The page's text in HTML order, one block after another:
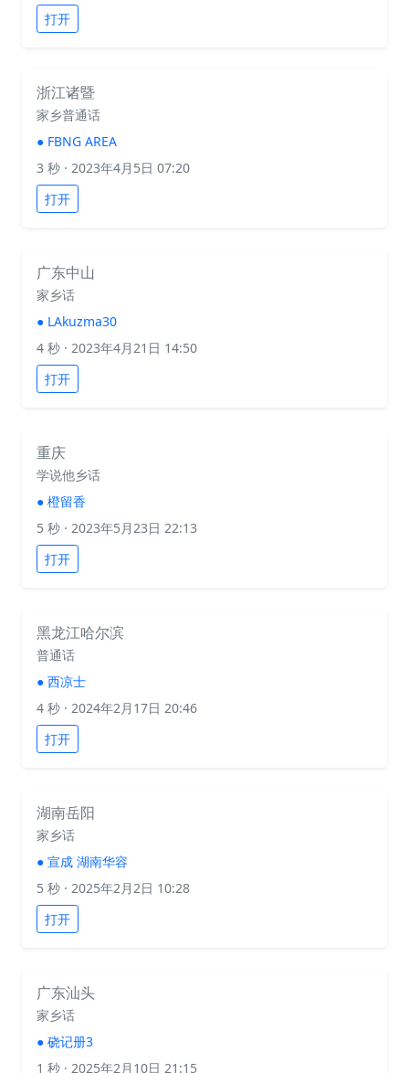
打开
浙江诸暨
家乡普通话
● FBNG AREA
3 秒 · 2023年4月5日 07:20
打开
广东中山
家乡话
● LAkuzma30
4 秒 · 2023年4月21日 14:50
打开
重庆
学说他乡话
● 橙留香
5 秒 · 2023年5月23日 22:13
打开
黑龙江哈尔滨
普通话
● 西凉士
4 秒 · 2024年2月17日 20:46
打开
湖南岳阳
家乡话
● 宣成 湖南华容
5 秒 · 2025年2月2日 10:28
打开
广东汕头
家乡话
● 硗记册3
1 秒 · 2025年2月10日 21:15